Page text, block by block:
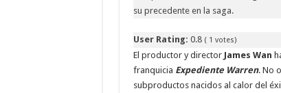
su precedente en la saga.
User Rating: 0.8 ( 1 votes)
El productor y director James Wan
franquicia Expediente Warren. No
subproductos nacidos al calor del